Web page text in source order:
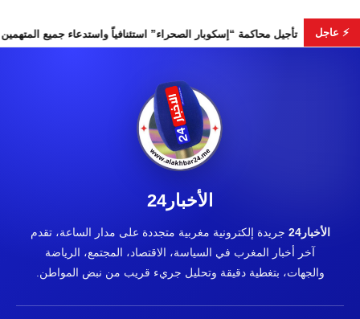
⚡ عاجلالتشريعية تأجيل محاكمة “إسكوبار الصحراء” استئنافياً
الأخبار24
الأخبار24
جريدة إلكترونية مغربية متجددة على مدار الساعة، تقدم
آخر أخبار المغرب في السياسة، الاقتصاد، المجتمع، الرياضة
والجهات، بتغطية دقيقة وتحليل جريء قريب من نبض المواطن.